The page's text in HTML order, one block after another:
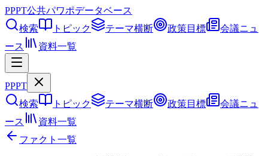
PPPT公共パワポデータベース
検索
トピック テーマ横断 政策目標
会議ニュ
ース
資料一覧
PPPT
検索
トピック テーマ横断 政策目標
会議ニュ
ース
資料一覧
ファクト一覧